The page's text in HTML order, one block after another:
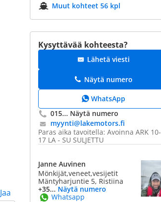
Jaa
Muut kohteet 56 kpl
Kysyttävää kohteesta?
Lähetä viesti
Näytä numero
WhatsApp
015... Näytä numero
myynti@​lakemotors.fi
Paras aika tavoitella: Avoinna ARK 10-
17 LA - SU SULJETTU
Janne Auvinen
Mönkijät,veneet,vesijetit
Mäntyharjuntie 5, Ristiina
+35... Näytä numero
Whatsapp